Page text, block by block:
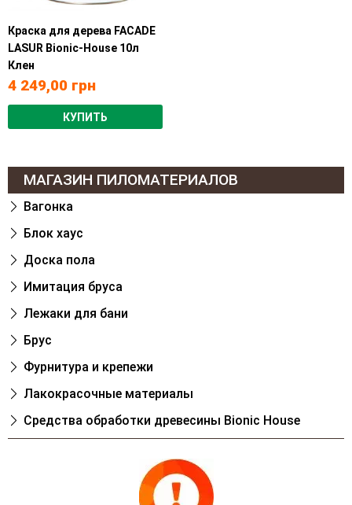
Краска для дерева FACADE
LASUR Bionic-House 10л
Клен
4 249,00 грн
КУПИТЬ
МАГАЗИН ПИЛОМАТЕРИАЛОВ
Вагонка
Блок хаус
Доска пола
Имитация бруса
Лежаки для бани
Брус
Фурнитура и крепежи
Лакокрасочные материалы
Cредства обработки древесины Bionic House